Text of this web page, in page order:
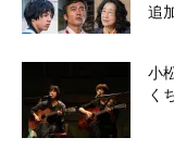
追
小
く